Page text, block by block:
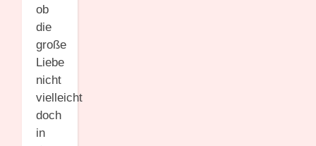
ob
die
große
Liebe
nicht
vielleicht
doch
in